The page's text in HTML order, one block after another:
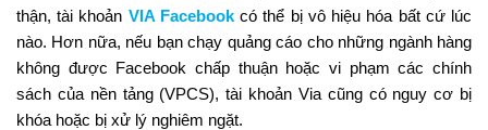
thận, tài khoản VIA Facebookcó thể bị vô hiệu hóa bất cứ lúc
nào. Hơn nữa, nếu bạn chạy quảng cáo cho những ngành hàng
không được Facebook chấp thuận hoặc vi phạm các chính
sách của nền tảng (VPCS), tài khoản Via cũng có nguy cơ bị
khóa hoặc bị xử lý nghiêm ngặt.